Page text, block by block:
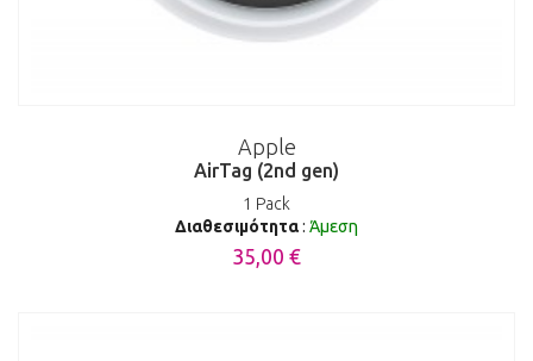
Apple
AirTag (2nd gen)
1 Pack
Διαθεσιμότητα: Άμεση
35,00 €